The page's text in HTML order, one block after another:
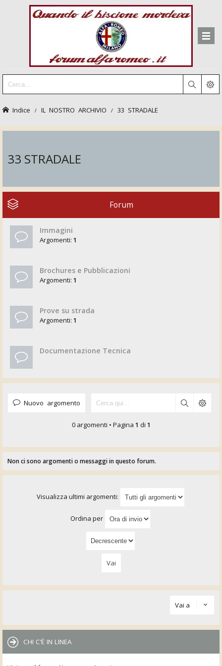
Indice IL NOSTRO ARCHIVIO 33 STRADALE
33 STRADALE
Forum
Immagini
Argomenti: 1
Brochures e Pubblicazioni
Argomenti: 1
Prove su strada
Argomenti: 1
Documentazione Tecnica
Nuovo argomento
0 argomenti • Pagina 1 di 1
Non ci sono argomenti o messaggi in questo forum.
Visualizza ultimi argomenti:
Ordina per
Vai a
CHI C’È IN LINEA